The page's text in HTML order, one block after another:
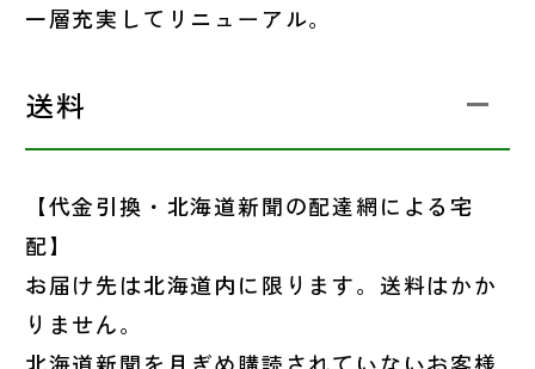
一層充実してリニューアル。
送料
【代金引換・北海道新聞の配達網による宅
配】
お届け先は北海道内に限ります。送料はかか
りません。